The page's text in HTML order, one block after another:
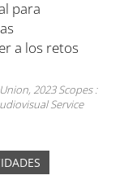
2023 Scopes :
Service